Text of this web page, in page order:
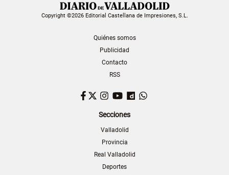
Copyright ©2026 Editorial Castellana de Impresiones, S.L.
Quiénes somos
Publicidad
Contacto
RSS
Facebook
TwitterInstagram
YouTubeDailymotion
Secciones
Valladolid
Provincia
Real Valladolid
Deportes